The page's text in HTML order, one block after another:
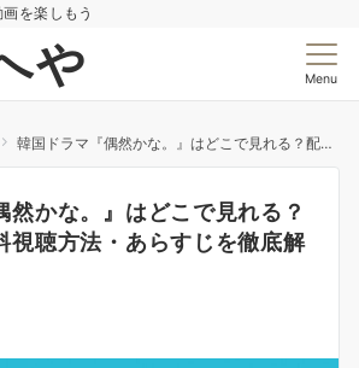
を楽しもう
や Menu
韓国ドラマ『偶然かな。』はどこで見れる？配信状況・無料視聴方法・あらすじを徹底解説
然かな。』はどこで見れる？
視聴方法・あらすじを徹底解